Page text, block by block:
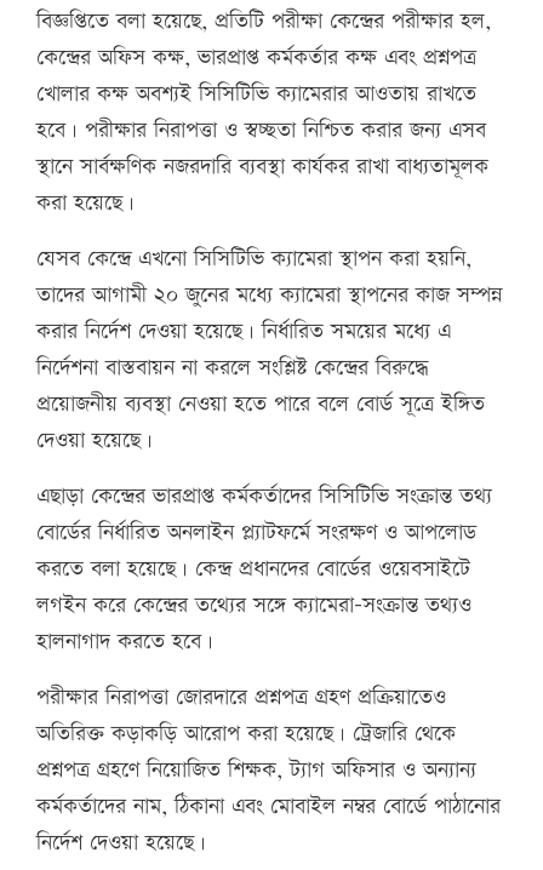
বিজ্ঞপ্তিতে বলা হয়েছে, প্রতিটি পরীক্ষা কেন্দ্রের পরীক্ষার হল,
কেন্দ্রের অফিস কক্ষ, ভারপ্রাপ্ত কর্মকর্তার কক্ষ এবং প্রশ্নপত্র
খোলার কক্ষ অবশ্যই সিসিটিভি ক্যামেরার আওতায় রাখতে
হবে। পরীক্ষার নিরাপত্তা ও স্বচ্ছতা নিশ্চিত করার জন্য এসব
স্থানে সার্বক্ষণিক নজরদারি ব্যবস্থা কার্যকর রাখা বাধ্যতামূলক
করা হয়েছে।
যেসব কেন্দ্রে এখনো সিসিটিভি ক্যামেরা স্থাপন করা হয়নি,
তাদের আগামী ২০ জুনের মধ্যে ক্যামেরা স্থাপনের কাজ সম্পন্ন
করার নির্দেশ দেওয়া হয়েছে। নির্ধারিত সময়ের মধ্যে এ
নির্দেশনা বাস্তবায়ন না করলে সংশ্লিষ্ট কেন্দ্রের বিরুদ্ধে
প্রয়োজনীয় ব্যবস্থা নেওয়া হতে পারে বলে বোর্ড সূত্রে ইঙ্গিত
দেওয়া হয়েছে।
এছাড়া কেন্দ্রের ভারপ্রাপ্ত কর্মকর্তাদের সিসিটিভি সংক্রান্ত তথ্য
বোর্ডের নির্ধারিত অনলাইন প্ল্যাটফর্মে সংরক্ষণ ও আপলোড
করতে বলা হয়েছে। কেন্দ্র প্রধানদের বোর্ডের ওয়েবসাইটে
লগইন করে কেন্দ্রের তথ্যের সঙ্গে ক্যামেরা-সংক্রান্ত তথ্যও
হালনাগাদ করতে হবে।
পরীক্ষার নিরাপত্তা জোরদারে প্রশ্নপত্র গ্রহণ প্রক্রিয়াতেও
অতিরিক্ত কড়াকড়ি আরোপ করা হয়েছে। ট্রেজারি থেকে
প্রশ্নপত্র গ্রহণে নিয়োজিত শিক্ষক, ট্যাগ অফিসার ও অন্যান্য
কর্মকর্তাদের নাম, ঠিকানা এবং মোবাইল নম্বর বোর্ডে পাঠানোর
নির্দেশ দেওয়া হয়েছে।